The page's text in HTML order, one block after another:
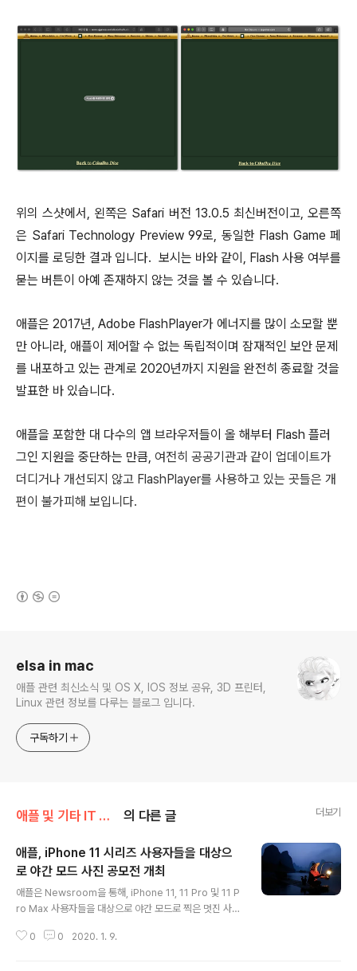
위의 스샷에서, 왼쪽은 Safari 버전 13.0.5 최신버전이고, 오른쪽
은 Safari Technology Preview 99로, 동일한 Flash Game 페
이지를 로딩한 결과 입니다. 보시는 바와 같이, Flash 사용 여부를
묻는 버튼이 아예 존재하지 않는 것을 볼 수 있습니다.
애플은 2017년, Adobe FlashPlayer가 에너지를 많이 소모할 뿐
만 아니라, 애플이 제어할 수 없는 독립적이며 잠재적인 보안 문제
를 내포하고 있는 관계로 2020년까지 지원을 완전히 종료할 것을
발표한 바 있습니다.
애플을 포함한 대 다수의 앱 브라우저들이 올 해부터 Flash 플러
그인 지원을 중단하는 만큼, 여전히 공공기관과 같이 업데이트가
더디거나 개선되지 않고 FlashPlayer를 사용하고 있는 곳들은 개
편이 불가피해 보입니다.
elsa in mac
애플 관련 최신소식 및 OS X, IOS 정보 공유, 3D 프린터,
Linux 관련 정보를 다루는 블로그 입니다.
구독하기
애플 및 기타 IT 소식/애플 관련 소식 의 다른 글 더보기
애플, iPhone 11 시리즈 사용자들을 대상으
로 야간 모드 사진 공모전 개최
애플은 Newsroom을 통해, iPhone 11, 11 Pro 및 11 P
ro Max 사용자들을 대상으로 야간 모드로 찍은 멋진 사진
한다고 공지 했습니다. 이번 챌린지는 위에 언급했듯이 iPh
0 0 2020. 1. 9.